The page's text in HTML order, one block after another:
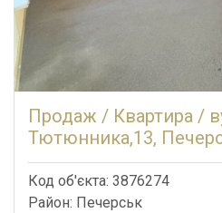
Продаж / Квартира /
Тютюнника,13,
Код об'єкта: 3876274
Район: Печерськ